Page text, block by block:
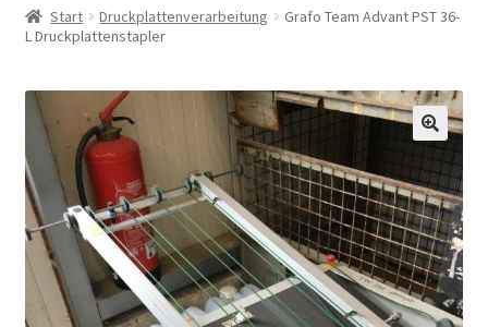
Start Druckplattenverarbeitung
Grafo Team Advant PST 36-
L Druckplattenstapler